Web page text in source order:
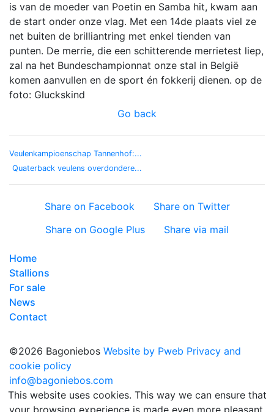
is van de moeder van Poetin en Samba hit, kwam aan
de start onder onze vlag. Met een 14de plaats viel ze
net buiten de brilliantring met enkel tienden van
punten. De merrie, die een schitterende merrietest liep,
zal na het Bundeschampionnat onze stal in België
komen aanvullen en de sport én fokkerij dienen. op de
foto: Gluckskind
Go back
Veulenkampioenschap Tannenhof:...
Quaterback veulens overdondere...
Share on Facebook
Share on Twitter
Share on Google Plus
Share via mail
Home
Stallions
For sale
News
Contact
©2026 Bagoniebos Website by Pweb Privacy and
cookie policy
info@bagoniebos.com
This website uses cookies. This way we can ensure that